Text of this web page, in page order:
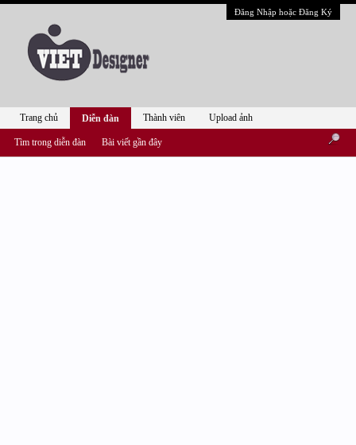
Đăng Nhập hoặc Đăng Ký
Trang chủ Diễn đàn
Tìm trong diễn đàn Bài viết gần đây
Thành viên Upload ảnh